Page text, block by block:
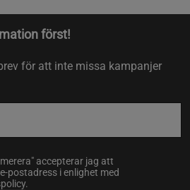
först!
för att inte missa kampanjer
accepterar jag att
postadress i enlighet med
.